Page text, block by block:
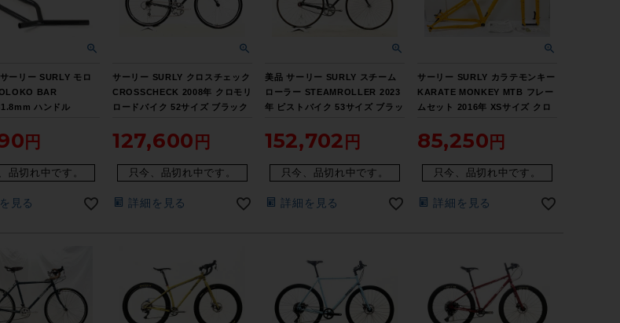
ーリー SURLY モロ
BAR
ハンドル
品切れ中です。
見る
サーリー SURLY クロスチェック
CROSSCHECK 2008年 クロモリ
ロードバイク 52サイズ ブラック
127,600
只今、品切れ中です。
詳細を見る
美品 サーリー SURLY スチーム
ローラー STEAMROLLER 2023
年 ピストバイク 53サイズ ブラッ
152,702
只今、品切れ中です。
詳細を見る
サーリー SURLY カラテモンキー
KARATE MONKEY MTB フレー
ムセット 2016年 XSサイズ クロ
85,250
只今、品切れ中です。
詳細を見る